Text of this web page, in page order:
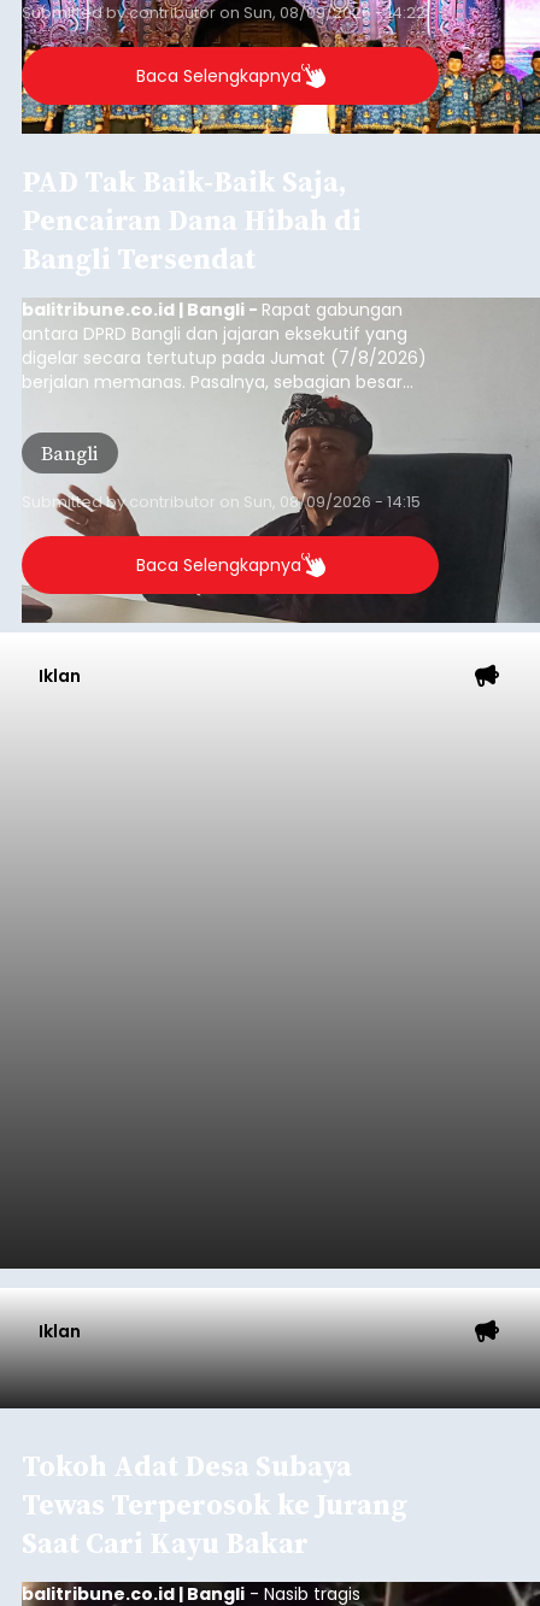
Submitted bycontributoron Sun, 08/09/2026 - 14:22
Baca Selengkapnya
PAD Tak Baik-Baik Saja,
Pencairan Dana Hibah di
Bangli Tersendat
balitribune.co.id | Bangli - Rapat gabungan
antara DPRD Bangli dan jajaran eksekutif yang
digelar secara tertutup pada Jumat (7/8/2026)
berjalan memanas. Pasalnya, sebagian besar
dana hibah yang bersumber dari pokok-pokok
pikiran (pokok-pokok pikiran/pokir) dewan hasil
penjaringan aspirasi masyarakat saat reses tak
kunjung cair.
Bangli
Submitted bycontributor on Sun, 08/09/2026 - 14:15
Baca Selengkapnya
Iklan
Iklan
Tokoh Adat Desa Subaya
Tewas Terperosok ke Jurang
Saat Cari Kayu Bakar
balitribune.co.id | Bangli - Nasib tragis